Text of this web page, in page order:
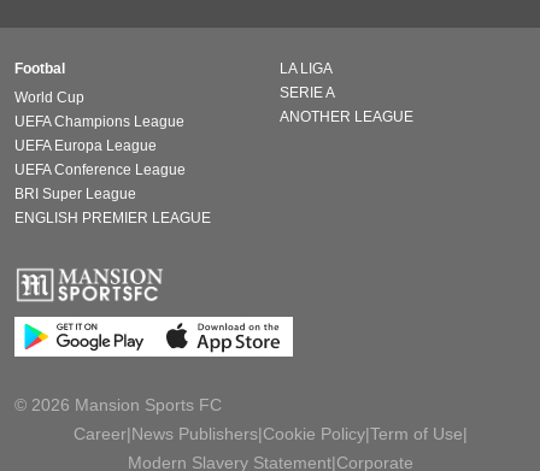
Footbal
World Cup
UEFA Champions League
UEFA Europa League
UEFA Conference League
BRI Super League
ENGLISH PREMIER LEAGUE
LA LIGA
SERIE A
ANOTHER LEAGUE
© 2026 Mansion Sports FC
Career|News Publishers|Cookie Policy|Term of Use|
Modern Slavery Statement|Corporate